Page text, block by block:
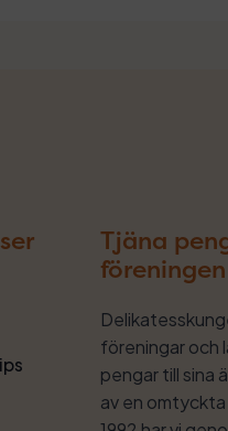
Tjäna
föreningar och
pengar till sina
av en